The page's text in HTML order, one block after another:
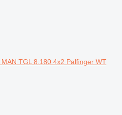
TGL 8.180 4x2 Palfinger WT